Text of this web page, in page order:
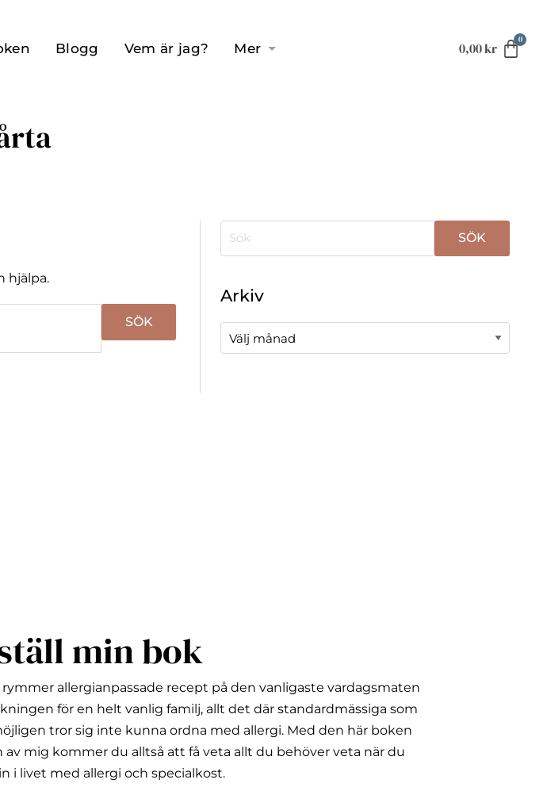
Blogg Vem är jag? Mer 0,00kr
hjälpa.
Arkiv
min bok
allergianpassade recept på den vanligaste vardagsmaten
för en helt vanlig familj, allt det där standardmässiga som
tror sig inte kunna ordna med allergi. Med den här boken
av mig kommer du alltså att få veta allt du behöver veta när du
i livet med allergi och specialkost.